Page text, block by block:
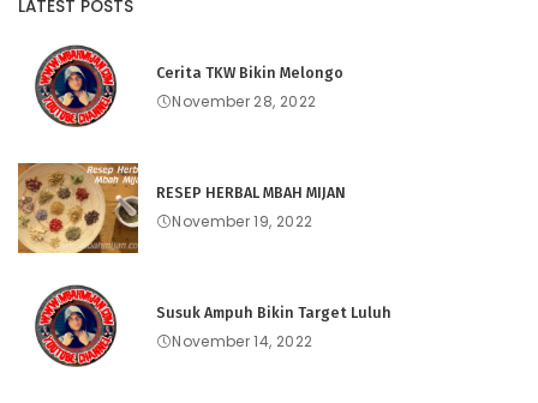
LATEST POSTS
Cerita TKW Bikin Melongo
November 28, 2022
RESEP HERBAL MBAH MIJAN
November 19, 2022
Susuk Ampuh Bikin Target Luluh
November 14, 2022